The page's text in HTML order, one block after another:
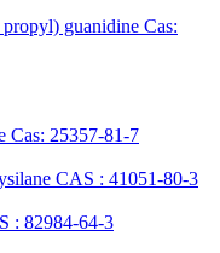
guanidine Cas:
Cas: 25357-81-7
CAS : 41051-80-3
: 82984-64-3